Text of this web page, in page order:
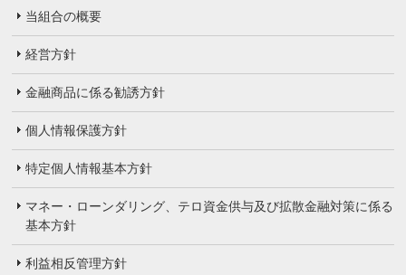
当組合の概要
経営方針
金融商品に係る勧誘方針
個人情報保護方針
特定個人情報基本方針
マネー・ローンダリング、テロ資金供与及び拡散金融対策に係る
基本方針
利益相反管理方針